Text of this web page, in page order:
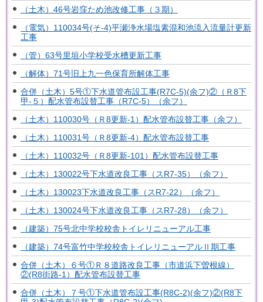
（土木）46号岩窪ため池改修工事（３期）
（電気）110034号(そ-4)平瀬浄水場塩素混和池流入流量計更新
工事
（管）63号里垣小学校受水槽更新工事
（解体）71号旧上九一色保育所解体工事
合併（土木）5号①下水道管布設工事(R7C-5)(余フ)②（Ｒ8下
甲-５）配水管布設替工事（R7C-5）（余フ）
（土木）110030号（Ｒ8更新-1）配水管布設替工事（余フ）
（土木）110031号（Ｒ8更新-4）配水管布設替工事
（土木）110032号（Ｒ8更新-101）配水管布設替工事
（土木）130022号下水道改良工事（スR7-35）（余フ）
（土木）130023下水道改良工事（スR7-22）（余フ）
（土木）130024号下水道改良工事（スR7-28）（余フ）
（建築）75号北中学校校舎トイレリニューアル工事
（建築）74号富竹中学校校舎トイレリニューアルⅡ期工事
合併（土木）６号①Ｒ８道路改良工事（市道浜下曽根線）
②(R8街路-1）配水管布設替工事
合併（土木）７号①下水道管布設工事(R8C-2)(余フ)②(R8下